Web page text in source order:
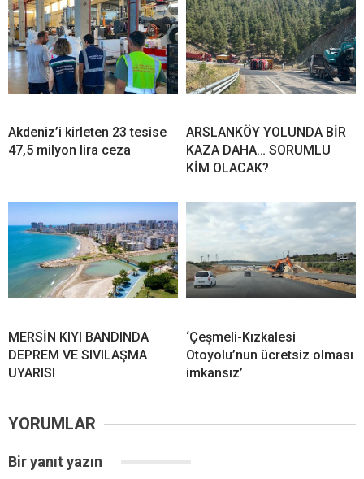
Akdeniz’i kirleten 23 tesise
47,5 milyon lira ceza
ARSLANKÖY YOLUNDA BİR
KAZA DAHA… SORUMLU
KİM OLACAK?
MERSİN KIYI BANDINDA
DEPREM VE SIVILAŞMA
UYARISI
‘Çeşmeli-Kızkalesi
Otoyolu’nun ücretsiz olması
imkansız’
YORUMLAR
Bir yanıt yazın